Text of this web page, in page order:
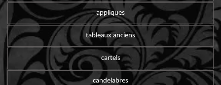
appliques
tableaux anciens
cartels
candelabres